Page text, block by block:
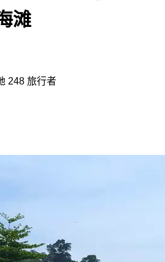
滩
248 旅行者